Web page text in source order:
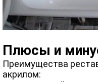
Плюсы и
Преимущества
акрилом: